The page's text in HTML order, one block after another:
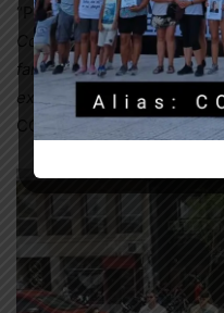
“Paragüita” Toledo.
Como entonces,
familia y amigxs de
exigir perpetua al gatillo
CORREPI, 14 de